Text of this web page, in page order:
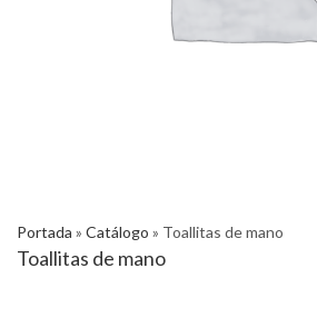
Portada » Catálogo » Toallitas de mano
Toallitas de mano